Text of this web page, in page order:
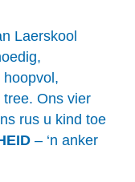
Laerskool
Ons vier
rus u kind toe
– ‘n anker